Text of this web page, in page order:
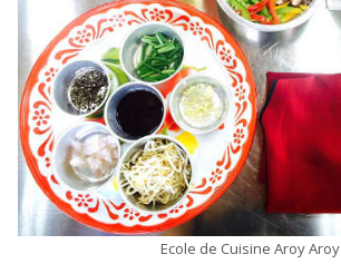
Ecole de Cuisine Aroy Aroy